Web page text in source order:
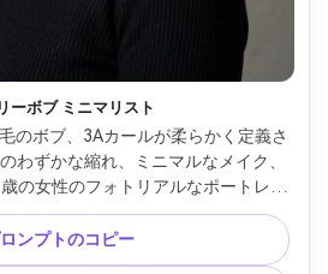
ーボブ ミニマリスト
のボブ、3Aカールが柔らかく定義さ
わずかな縮れ、ミニマルなメイク、
の女性のフォトリアルなポートレー
を着ています。ミニマリストのコン
トスタジオストリップライト;キヤノ
ーヘッドショット、すっきりとした
ンプトのコピー